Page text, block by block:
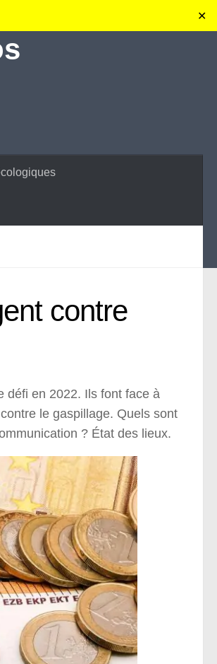
✕
contre
défi en 2022. Ils font face à
le gaspillage. Quels sont
? État des lieux.